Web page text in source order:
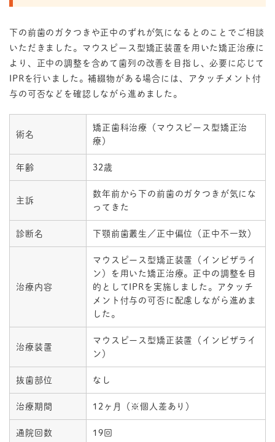
下の前歯のガタつきや正中のずれが気になるとのことでご相談
いただきました。マウスピース型矯正装置を用いた矯正治療に
より、正中の調整を含めて歯列の改善を目指し、必要に応じて
IPRを行いました。補綴物がある場合には、アタッチメント付
与の可否などを確認しながら進めました。
術名
矯正歯科治療（マウスピース型矯正治
療）
年齢 32歳
主訴
数年前から下の前歯のガタつきが気にな
ってきた
診断名 下顎前歯叢生／正中偏位（正中不一致）
治療内容
マウスピース型矯正装置（インビザライ
ン）を用いた矯正治療。正中の調整を目
的としてIPRを実施しました。アタッチ
メント付与の可否に配慮しながら進めま
した。
治療装置
マウスピース型矯正装置（インビザライ
ン）
抜歯部位 なし
治療期間 12ヶ月（※個人差あり）
通院回数 19回